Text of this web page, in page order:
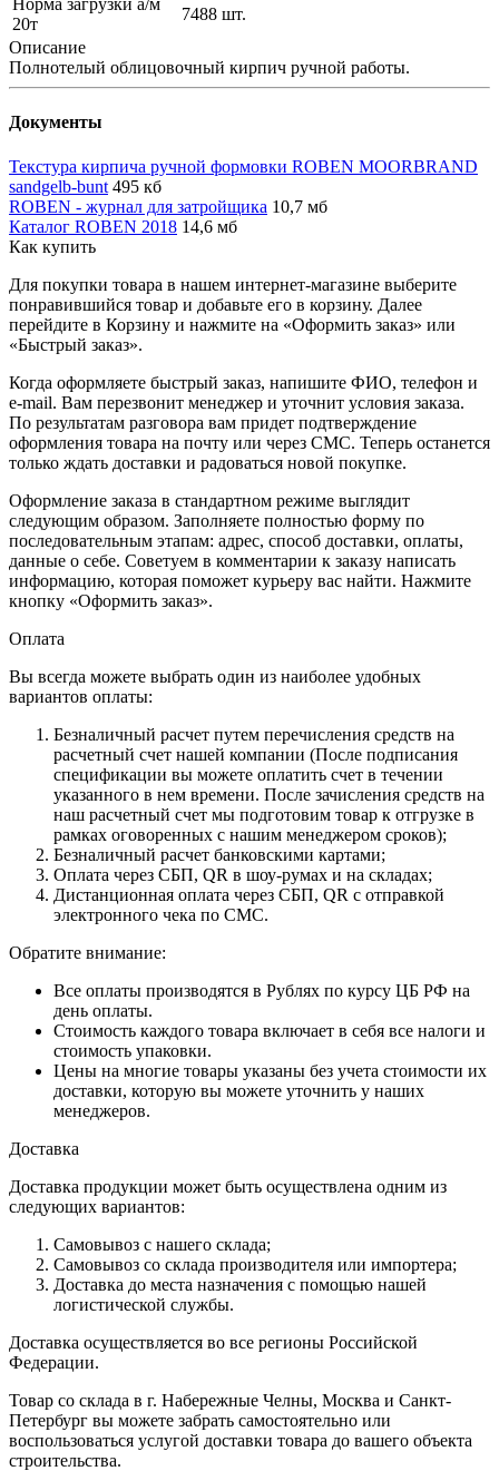
Норма загрузки а/м
20т
7488 шт.
Описание
Полнотелый облицовочный кирпич ручной работы.
Документы
Текстура кирпича ручной формовки ROBEN MOORBRAND
sandgelb-bunt 495 кб
ROBEN - журнал для затройщика 10,7 мб
Каталог ROBEN 2018 14,6 мб
Как купить
Для покупки товара в нашем интернет-магазине выберите
понравившийся товар и добавьте его в корзину. Далее
перейдите в Корзину и нажмите на «Оформить заказ» или
«Быстрый заказ».
Когда оформляете быстрый заказ, напишите ФИО, телефон и
e-mail. Вам перезвонит менеджер и уточнит условия заказа.
По результатам разговора вам придет подтверждение
оформления товара на почту или через СМС. Теперь останется
только ждать доставки и радоваться новой покупке.
Оформление заказа в стандартном режиме выглядит
следующим образом. Заполняете полностью форму по
последовательным этапам: адрес, способ доставки, оплаты,
данные о себе. Советуем в комментарии к заказу написать
информацию, которая поможет курьеру вас найти. Нажмите
кнопку «Оформить заказ».
Оплата
Вы всегда можете выбрать один из наиболее удобных
вариантов оплаты:
Безналичный расчет путем перечисления средств на
расчетный счет нашей компании (После подписания
спецификации вы можете оплатить счет в течении
указанного в нем времени. После зачисления средств на
наш расчетный счет мы подготовим товар к отгрузке в
рамках оговоренных с нашим менеджером сроков);
Безналичный расчет банковскими картами;
Оплата через СБП, QR в шоу-румах и на складах;
Дистанционная оплата через СБП, QR с отправкой
электронного чека по СМС.
Обратите внимание:
Все оплаты производятся в Рублях по курсу ЦБ РФ на
день оплаты.
Стоимость каждого товара включает в себя все налоги и
стоимость упаковки.
Цены на многие товары указаны без учета стоимости их
доставки, которую вы можете уточнить у наших
менеджеров.
Доставка
Доставка продукции может быть осуществлена одним из
следующих вариантов:
Самовывоз с нашего склада;
Самовывоз со склада производителя или импортера;
Доставка до места назначения с помощью нашей
логистической службы.
Доставка осуществляется во все регионы Российской
Федерации.
Товар со склада в г. Набережные Челны, Москва и Санкт-
Петербург вы можете забрать самостоятельно или
воспользоваться услугой доставки товара до вашего объекта
строительства.